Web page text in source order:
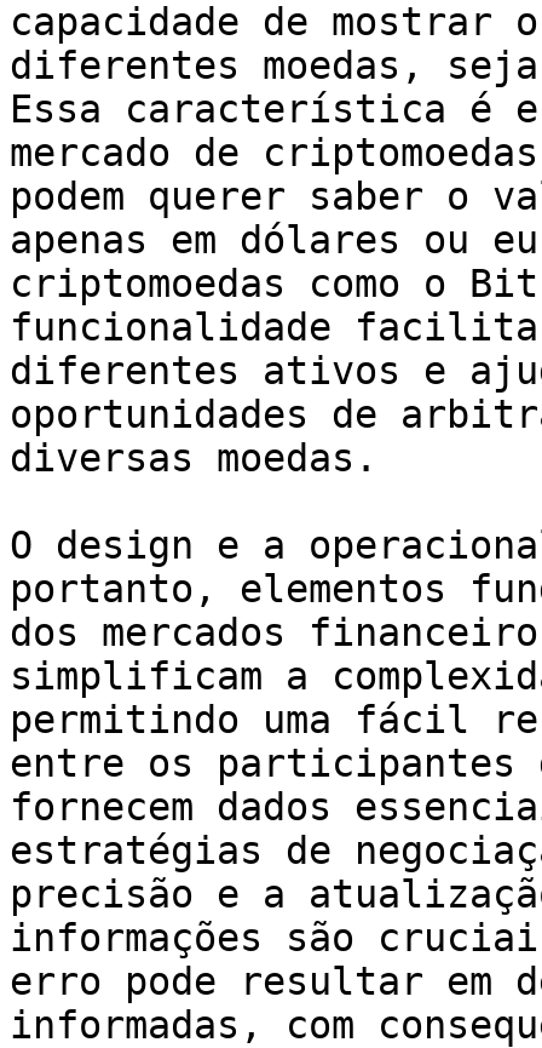
capacidade de mostrar
diferentes moedas,
Essa característica é
mercado de
podem querer saber o
apenas em dólares ou
criptomoedas como o
funcionalidade facilita
diferentes ativos e
oportunidades de
diversas moedas.
O design e a
portanto, elementos
dos mercados
simplificam a
permitindo uma fácil
entre os participantes
fornecem dados
estratégias de
precisão e a
informações são
erro pode resultar em
informadas, com